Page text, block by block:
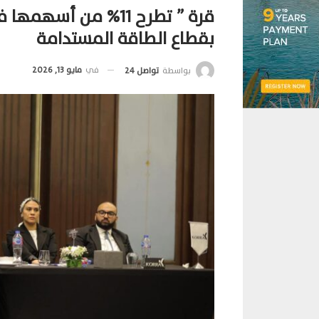
قرة ” تطرح 11% من
بقطاع الطاقة المستدامة
بواسطة تواصل 24 في مايو 13, 2026